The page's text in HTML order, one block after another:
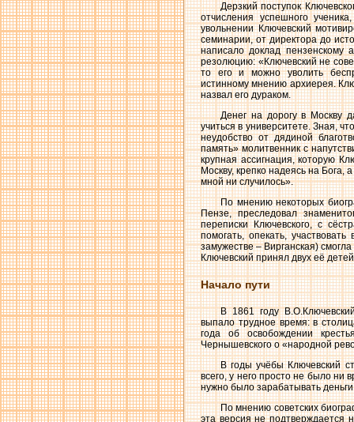
Дерзкий поступок
отчисления успешного
увольнении Ключевский
семинарии, от директора до
написало доклад
резолюцию: «Ключевский не
то его и можно уволить
истинному мнению архиерея.
назвал его дураком.
Денег на дорогу в Москву
учиться в университете. Зная,
неудобство от дядиной
память» молитвенник с
крупная ассигнация, которую
Москву, крепко надеясь на Бога,
мной ни случилось».
По мнению некоторых
Пензе, преследовал
переписки Ключевского, с
помогать, опекать,
замужестве – Вирганская)
Ключевский принял двух её
Начало пути
В 1861 году
выпало трудное время: в
года об освобождении
Чернышевского о «народной
В годы учёбы Ключевский
всего, у него просто не было ни
нужно было зарабатывать
По мнению советских
эта версия не подтверждается